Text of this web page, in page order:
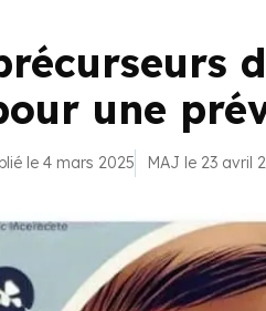
une
le 4 mars 2025 MAJ le 23 avril